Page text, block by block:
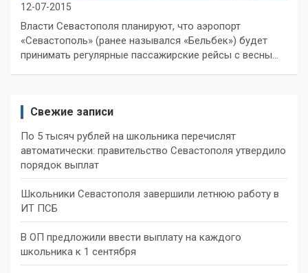
12-07-2015
Власти Севастополя планируют, что аэропорт
«Севастополь» (ранее назывался «Бельбек») будет
принимать регулярные пассажирские рейсы с весны…
Свежие записи
По 5 тысяч рублей на школьника перечислят
автоматически: правительство Севастополя утвердило
порядок выплат
Школьники Севастополя завершили летнюю работу в
ИТ ПСБ
В ОП предложили ввести выплату на каждого
школьника к 1 сентября